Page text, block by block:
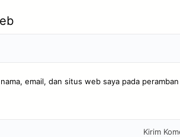
nama, email, dan situs web saya pada